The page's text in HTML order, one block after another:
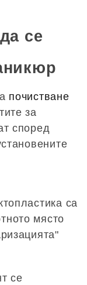
се
почистване
за
според
са
място
се